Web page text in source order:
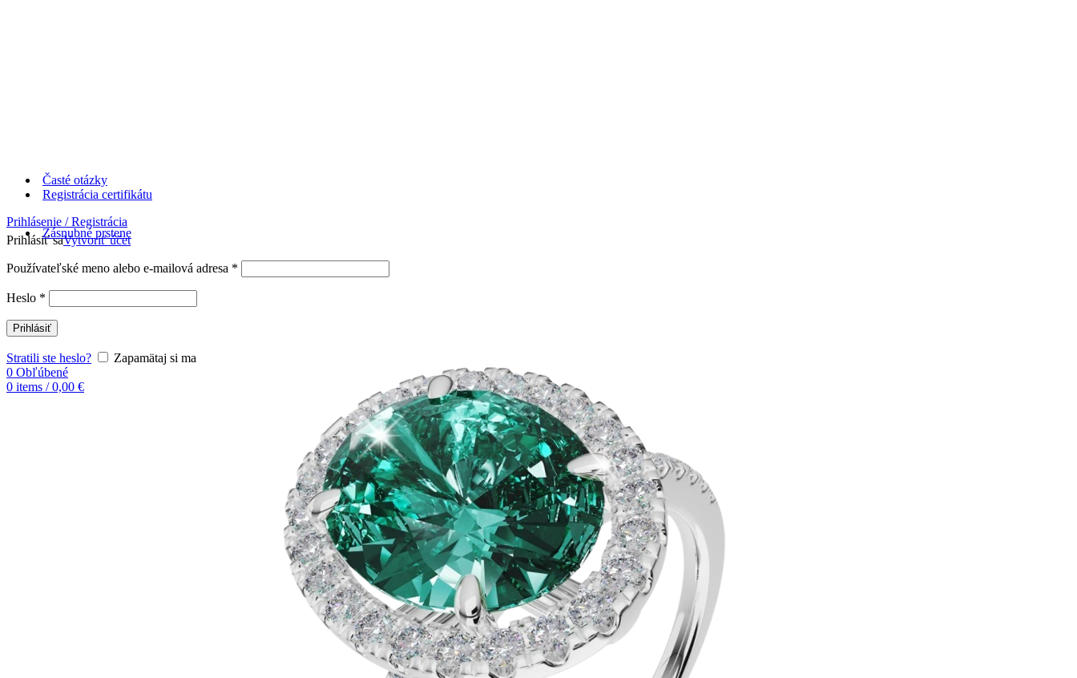
Časté otázky
Registrácia certifikátu
Prihlásenie / Registrácia
Prihlásiť saVytvoriť účet
Používateľské meno alebo e-mailová adresa *
Heslo *
Prihlásiť
Stratili ste heslo?
Zapamätaj si ma
0 Obľúbené
0 items / 0,00 €
Zásnubné prstene